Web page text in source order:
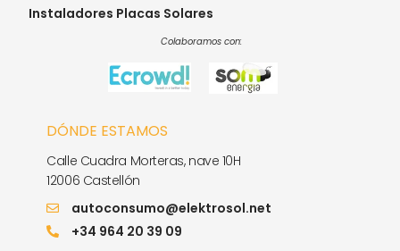
Instaladores Placas Solares
Colaboramos con:
DÓNDE ESTAMOS
Calle Cuadra Morteras, nave 10H
12006 Castellón
autoconsumo@elektrosol.net
+34 964 20 39 09